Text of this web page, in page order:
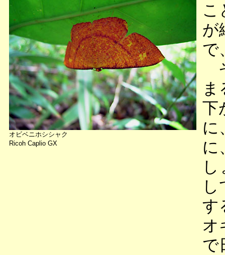
オビベニホシシャク
Ricoh Caplio GX
こ
が
で
下
に
に
す
オ
で